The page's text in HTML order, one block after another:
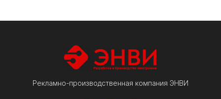
питание
пользовательских
электропитания
прочный стальной
декоративный
Рекламно-производственная компания ЭНВИ